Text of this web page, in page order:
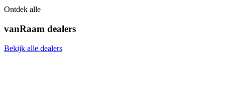
Ontdek alle
vanRaam dealers
Bekijk alle dealers